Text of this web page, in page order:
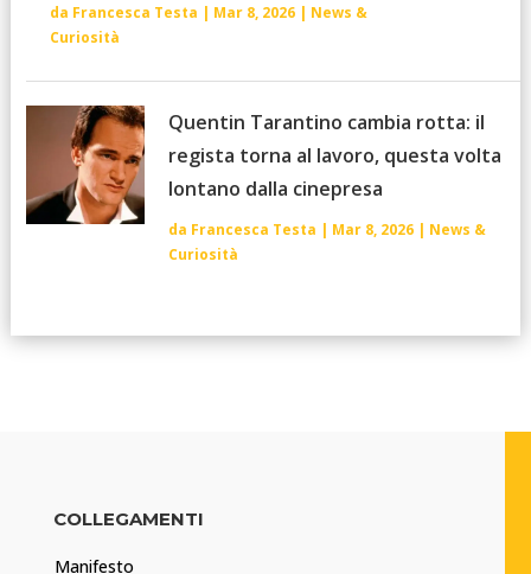
da Francesca Testa | Mar 8, 2026| News &
Curiosità
Quentin Tarantino cambia rotta: il
regista torna al lavoro, questa volta
lontano dalla cinepresa
da Francesca Testa | Mar 8, 2026| News &
Curiosità
COLLEGAMENTI
Manifesto